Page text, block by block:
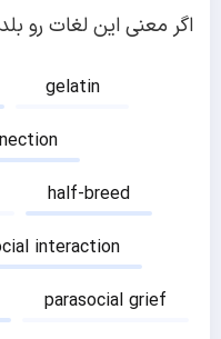
اگر معنی این لغات رو
gelatin
half-breed
interaction
parasocial grief